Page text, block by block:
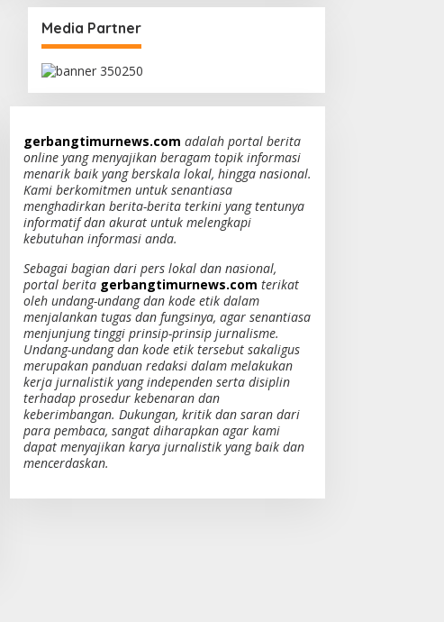
Media Partner
gerbangtimurnews.com adalah portal berita
online yang menyajikan beragam topik informasi
menarik baik yang berskala lokal, hingga nasional.
Kami berkomitmen untuk senantiasa
menghadirkan berita-berita terkini yang tentunya
informatif dan akurat untuk melengkapi
kebutuhan informasi anda.
Sebagai bagian dari pers lokal dan nasional,
portal berita gerbangtimurnews.com terikat
oleh undang-undang dan kode etik dalam
menjalankan tugas dan fungsinya, agar senantiasa
menjunjung tinggi prinsip-prinsip jurnalisme.
Undang-undang dan kode etik tersebut sakaligus
merupakan panduan redaksi dalam melakukan
kerja jurnalistik yang independen serta disiplin
terhadap prosedur kebenaran dan
keberimbangan. Dukungan, kritik dan saran dari
para pembaca, sangat diharapkan agar kami
dapat menyajikan karya jurnalistik yang baik dan
mencerdaskan.